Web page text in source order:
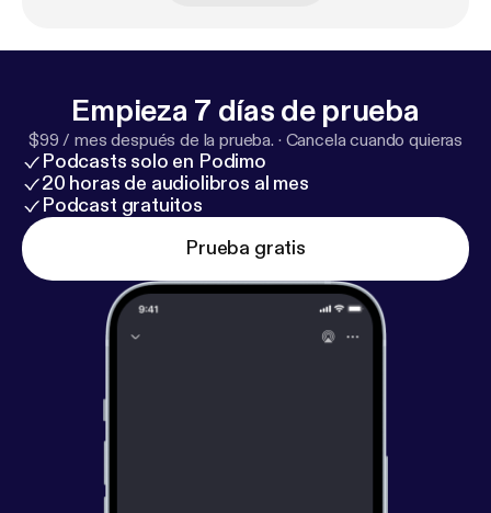
Empieza 7 días de prueba
$99 / mes después de la prueba. · Cancela cuando quieras
Podcasts solo en Podimo
20 horas de audiolibros al mes
Podcast gratuitos
Prueba gratis